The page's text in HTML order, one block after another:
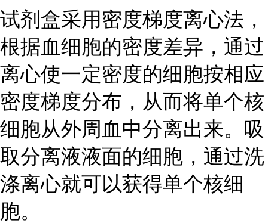
试剂盒采用密度梯度离心法，
根据血细胞的密度差异，通过
离心使一定密度的细胞按相应
密度梯度分布，从而将单个核
细胞从外周血中分离出来。吸
取分离液液面的细胞，通过洗
涤离心就可以获得单个核细
胞。